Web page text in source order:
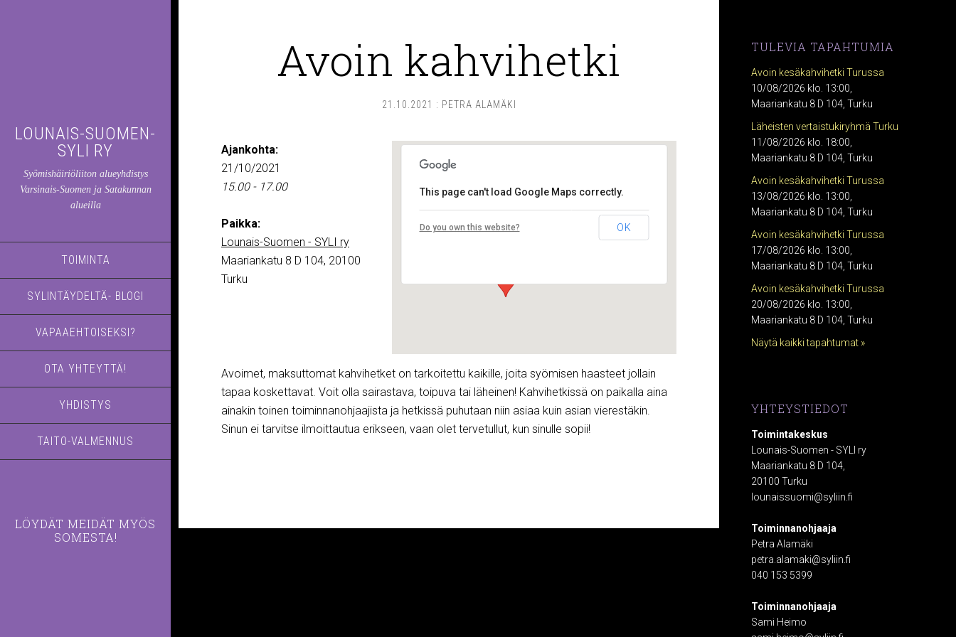
LOUNAIS-SUOMEN-
SYLI RY
Syömishäiriöliiton alueyhdistys
Varsinais-Suomen ja Satakunnan
alueilla
TOIMINTA
SYLINTÄYDELTÄ- BLOGI
VAPAAEHTOISEKSI?
OTA YHTEYTTÄ!
YHDISTYS
TAITO-VALMENNUS
LÖYDÄT MEIDÄT MYÖS
SOMESTA!
Avoin kahvihetki
21.10.2021 : PETRA ALAMÄKI
Lounais-Suomen – SYLI ry
Maariankatu 8 D 104 - Turku
This page can't load Google Maps correctly.
Do you own this website? OK
Ajankohta:
21/10/2021
15.00 - 17.00
Paikka:
Lounais-Suomen - SYLI ry
Maariankatu 8 D 104, 20100
Turku
Avoimet, maksuttomat kahvihetket on tarkoitettu kaikille, joita syömisen haasteet jollain
tapaa koskettavat. Voit olla sairastava, toipuva tai läheinen! Kahvihetkissä on paikalla aina
ainakin toinen toiminnanohjaajista ja hetkissä puhutaan niin asiaa kuin asian vierestäkin.
Sinun ei tarvitse ilmoittautua erikseen, vaan olet tervetullut, kun sinulle sopii!
TULEVIA TAPAHTUMIA
Avoin kesäkahvihetki Turussa
10/08/2026 klo. 13:00,
Maariankatu 8 D 104, Turku
Läheisten vertaistukiryhmä Turku
11/08/2026 klo. 18:00,
Maariankatu 8 D 104, Turku
Avoin kesäkahvihetki Turussa
13/08/2026 klo. 13:00,
Maariankatu 8 D 104, Turku
Avoin kesäkahvihetki Turussa
17/08/2026 klo. 13:00,
Maariankatu 8 D 104, Turku
Avoin kesäkahvihetki Turussa
20/08/2026 klo. 13:00,
Maariankatu 8 D 104, Turku
Näytä kaikki tapahtumat »
YHTEYSTIEDOT
Toimintakeskus
Lounais-Suomen - SYLI ry
Maariankatu 8 D 104,
20100 Turku
lounaissuomi@syliin.fi
Toiminnanohjaaja
Petra Alamäki
petra.alamaki@syliin.fi
040 153 5399
Toiminnanohjaaja
Sami Heimo